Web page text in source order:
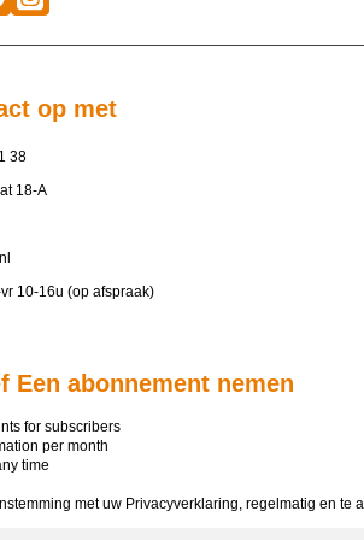
op met
38
18-A
10-16u (op afspraak)
Een abonnement nemen
for subscribers
per month
time
met uw Privacyverklaring, regelmatig en te